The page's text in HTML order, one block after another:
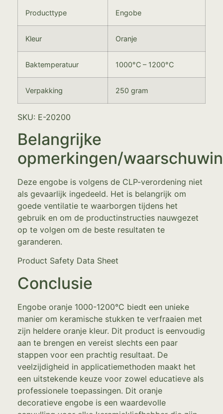
Producttype Engobe
Kleur Oranje
Baktemperatuur 1000°C – 1200°C
Verpakking 250 gram
SKU: E-20200
Belangrijke
opmerkingen/
Deze engobe is volgens de CLP-verordening niet
als gevaarlijk ingedeeld. Het is belangrijk om
goede ventilatie te waarborgen tijdens het
gebruik en om de productinstructies nauwgezet
op te volgen om de beste resultaten te
garanderen.
Product Safety Data Sheet
Conclusie
Engobe oranje 1000-1200°C biedt een unieke
manier om keramische stukken te verfraaien met
zijn heldere oranje kleur. Dit product is eenvoudig
aan te brengen en vereist slechts een paar
stappen voor een prachtig resultaat. De
veelzijdigheid in applicatiemethoden maakt het
een uitstekende keuze voor zowel educatieve als
professionele toepassingen. Dit oranje
decoratieve engobe is een waardevolle